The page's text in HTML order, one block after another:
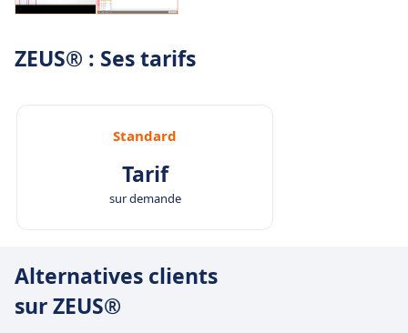
Support client réactif et local
entreprise, de l’installation à l’utilisation
ZEUS® : Ses tarifs
Standard
Tarif
sur demande
Alternatives clients
sur ZEUS®